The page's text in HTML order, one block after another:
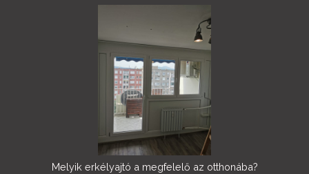
Melyik erkélyajtó a megfelelő az otthonába?